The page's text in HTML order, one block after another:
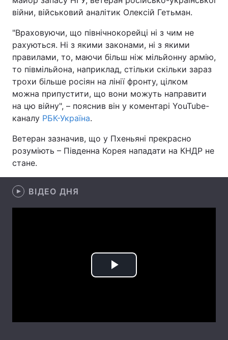
Спорт Наука
Техно і зв'язок Лайт
Зброя Інциденти
Здоров'я Туризм
Цікавинки Погода
Екологія
Лонгріди
Інтерв'ю
війни, військовий аналітик Олексій Гетьман.
"Враховуючи, що північнокорейці ні з чим не
рахуються. Ні з якими законами, ні з якими
правилами, то, маючи більш ніж мільйонну армію,
то півмільйона, наприклад, стільки скільки зараз
трохи більше росіян на лінії фронту, цілком
можна припустити, що вони можуть направити
на цю війну", – пояснив він у коментарі YouTube-
каналу РБК-Україна.
Ветеран зазначив, що у Пхеньяні прекрасно
розуміють – Південна Корея нападати на КНДР не
стане.
ВІДЕО ДНЯ
Play